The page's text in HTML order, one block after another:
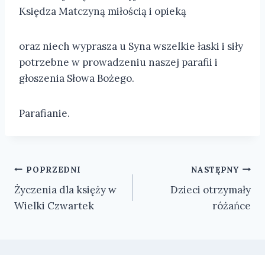
Księdza Matczyną miłością i opieką
oraz niech wyprasza u Syna wszelkie łaski i siły
potrzebne w prowadzeniu naszej parafii i
głoszenia Słowa Bożego.
Parafianie.
Nawigacja
wpisu
POPRZEDNI
Życzenia dla księży w
Wielki Czwartek
NASTĘPNY
Dzieci otrzymały
różańce